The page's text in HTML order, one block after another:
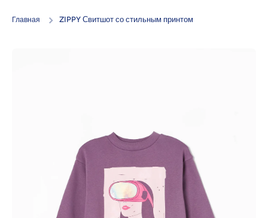
Главная ZIPPY Свитшот со стильным принтом